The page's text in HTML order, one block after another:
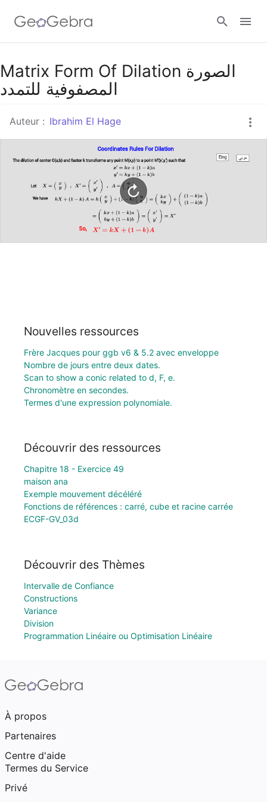
Google Classroom
Se connecter
Matrix Form Of Dilation الصورة
المصفوفية للتمدد
Auteur : Ibrahim El Hage
Nouvelles ressources
Frère Jacques pour ggb v6 & 5.2 avec enveloppe
Nombre de jours entre deux dates.
Scan to show a conic related to d, F, e.
Chronomètre en secondes.
Termes d'une expression polynomiale.
Découvrir des ressources
Chapitre 18 - Exercice 49
maison ana
Exemple mouvement décéléré
Fonctions de références : carré, cube et racine carrée
ECGF-GV_03d
Découvrir des Thèmes
Intervalle de Confiance
Constructions
Variance
Division
Programmation Linéaire ou Optimisation Linéaire
À propos
Partenaires
Centre d'aide
Termes du Service
Privé